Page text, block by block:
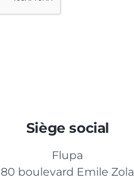
Siège social
Flupa
80 boulevard Emile Zola